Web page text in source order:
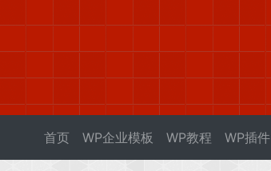
首页 WP企业模板 WP教程 WP插件